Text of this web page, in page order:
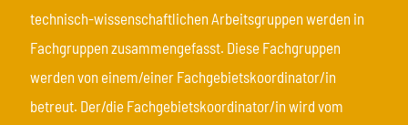
technisch-wissenschaftlichen Arbeitsgruppen werden in
Fachgruppen zusammengefasst. Diese Fachgruppen
werden von einem/einer Fachgebietskoordinator/in
betreut. Der/die Fachgebietskoordinator/in wird vom